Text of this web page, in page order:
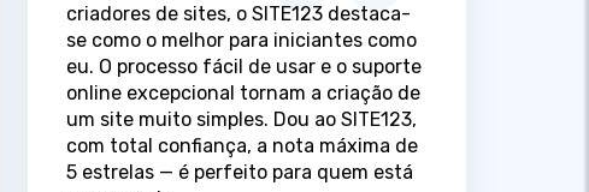
criadores de sites, o SITE123 destaca-
se como o melhor para iniciantes como
eu. O processo fácil de usar e o suporte
online excepcional tornam a criação de
um site muito simples. Dou ao SITE123,
com total confiança, a nota máxima de
5 estrelas — é perfeito para quem está